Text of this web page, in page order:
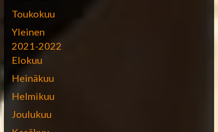
Toukokuu
Yleinen
2021-2022
Elokuu
Heinäkuu
Helmikuu
Joulukuu